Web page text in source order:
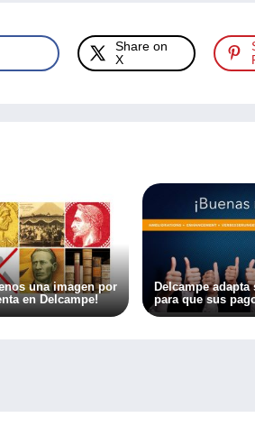
Share on
X
una imagen por
en Delcampe!
Delcampe
para que sus
fáciles… ¡y más